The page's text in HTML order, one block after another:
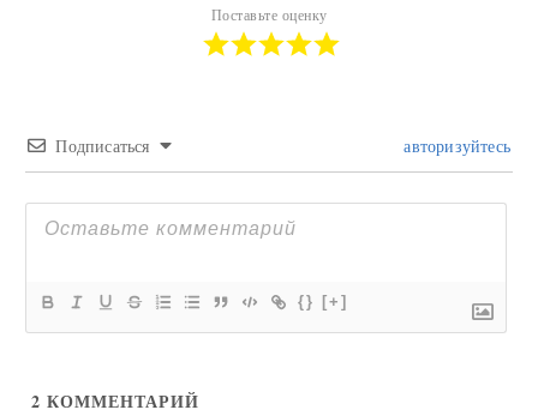
Поставьте оценку
Подписаться авторизуйтесь
{} [+]
2 КОММЕНТАРИЙ